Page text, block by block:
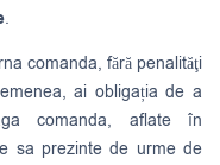
.
comanda, fără penalităţi
ai obligația de a
comanda, aflate în
sa prezinte de urme de